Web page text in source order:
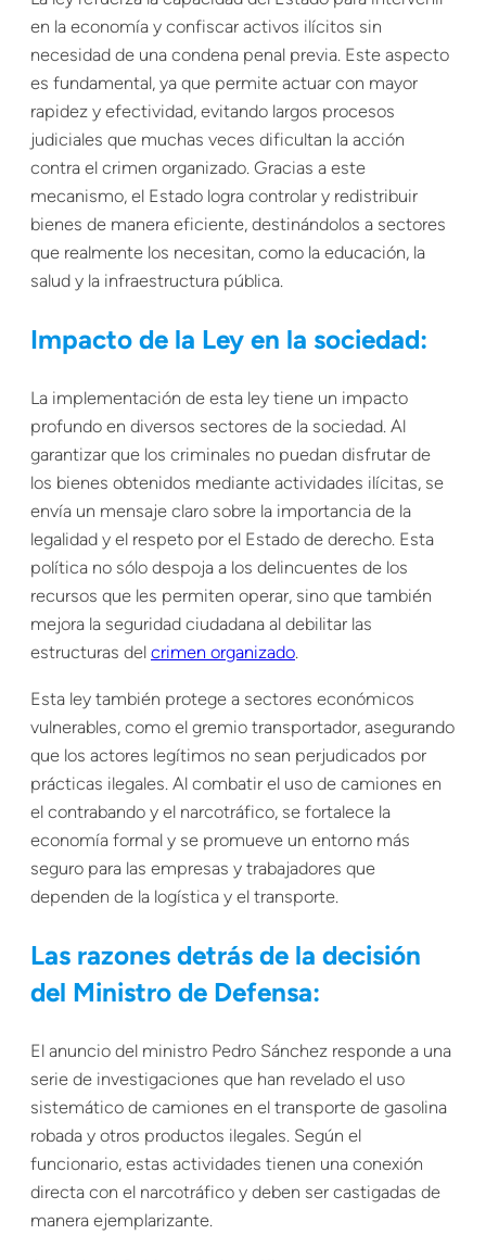
en la economía y confiscar activos ilícitos sin
necesidad de una condena penal previa. Este aspecto
es fundamental, ya que permite actuar con mayor
rapidez y efectividad, evitando largos procesos
judiciales que muchas veces dificultan la acción
contra el crimen organizado. Gracias a este
mecanismo, el Estado logra controlar y redistribuir
bienes de manera eficiente, destinándolos a sectores
que realmente los necesitan, como la educación, la
salud y la infraestructura pública.
Impacto de la Ley en la sociedad:
La implementación de esta ley tiene un impacto
profundo en diversos sectores de la sociedad. Al
garantizar que los criminales no puedan disfrutar de
los bienes obtenidos mediante actividades ilícitas, se
envía un mensaje claro sobre la importancia de la
legalidad y el respeto por el Estado de derecho. Esta
política no sólo despoja a los delincuentes de los
recursos que les permiten operar, sino que también
mejora la seguridad ciudadana al debilitar las
estructuras del crimen organizado.
Esta ley también protege a sectores económicos
vulnerables, como el gremio transportador, asegurando
que los actores legítimos no sean perjudicados por
prácticas ilegales. Al combatir el uso de camiones en
el contrabando y el narcotráfico, se fortalece la
economía formal y se promueve un entorno más
seguro para las empresas y trabajadores que
dependen de la logística y el transporte.
Las razones detrás de la decisión
del Ministro de Defensa:
El anuncio del ministro Pedro Sánchez responde a una
serie de investigaciones que han revelado el uso
sistemático de camiones en el transporte de gasolina
robada y otros productos ilegales. Según el
funcionario, estas actividades tienen una conexión
directa con el narcotráfico y deben ser castigadas de
manera ejemplarizante.